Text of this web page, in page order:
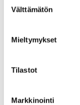
valinta
Välttämätön
Mieltymykset
Tilastot
Markkinointi
Voit maksaa